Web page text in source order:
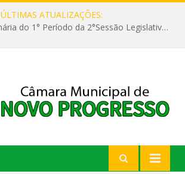
ÚLTIMAS ATUALIZAÇÕES:
11ª Reunião Ordinária do 1° Período da 2°Sessão Legislativa da 9ª Legislatura do Poder Legislativo